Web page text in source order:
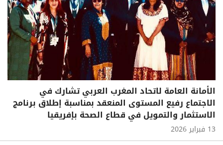
الأمانة العامة لاتحاد المغرب العربي تشارك في
الاجتماع رفيع المستوى المنعقد بمناسبة إطلاق برنامج
الاستثمار والتمويل في قطاع الصحة بإفريقيا
13 فبراير 2026